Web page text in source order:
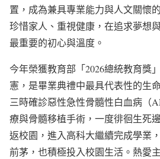
置，成為兼具專業能力與人文關懷
珍惜家人、重視健康，在追求夢想
最重要的初心與溫度。
今年榮獲教育部「2026總統教育獎
憲，是畢業典禮中最具代表性的生
三時確診惡性急性骨髓性白血病（
療與骨髓移植手術，一度徘徊生死
返校園，進入高科大繼續完成學業
前茅，也積極投入校園生活。熱愛